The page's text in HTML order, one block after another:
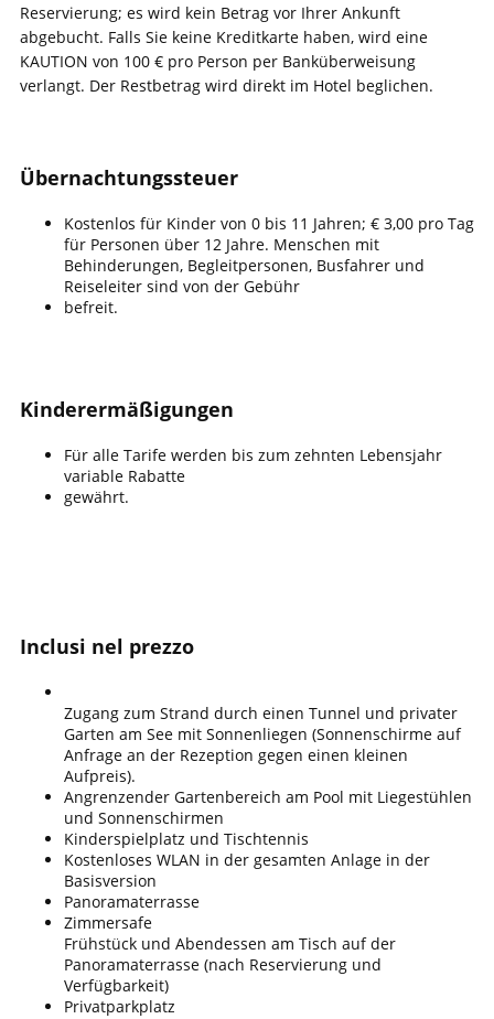
Reservierung; es wird kein Betrag vor Ihrer Ankunft
abgebucht. Falls Sie keine Kreditkarte haben, wird eine
KAUTION von 100 € pro Person per Banküberweisung
verlangt. Der Restbetrag wird direkt im Hotel beglichen.
​Übernachtungssteuer
​Kostenlos für Kinder von 0 bis 11 Jahren; € 3,00 pro Tag
für Personen über 12 Jahre. Menschen mit
Behinderungen, Begleitpersonen, Busfahrer und
Reiseleiter sind von der Gebühr
befreit.
​Kinderermäßigungen
​Für alle Tarife werden bis zum zehnten Lebensjahr
variable Rabatte
gewährt.
Inclusi nel prezzo
Zugang zum Strand durch einen Tunnel und privater
Garten am See mit Sonnenliegen (Sonnenschirme auf
Anfrage an der Rezeption gegen einen kleinen
Aufpreis).
Angrenzender Gartenbereich am Pool mit Liegestühlen
und Sonnenschirmen
Kinderspielplatz und Tischtennis
Kostenloses WLAN in der gesamten Anlage in der
Basisversion
Panoramaterrasse
Zimmersafe
Frühstück und Abendessen am Tisch auf der
Panoramaterrasse (nach Reservierung und
Verfügbarkeit)
Privatparkplatz